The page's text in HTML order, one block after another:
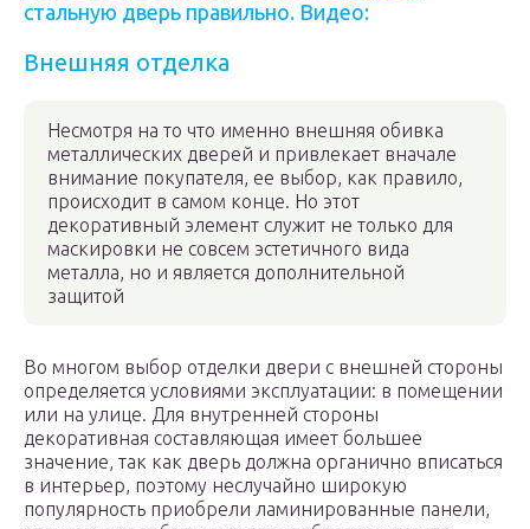
стальную дверь правильно. Видео:
Внешняя отделка
Несмотря на то что именно внешняя обивка
металлических дверей и привлекает вначале
внимание покупателя, ее выбор, как правило,
происходит в самом конце. Но этот
декоративный элемент служит не только для
маскировки не совсем эстетичного вида
металла, но и является дополнительной
защитой
Во многом выбор отделки двери с внешней стороны
определяется условиями эксплуатации: в помещении
или на улице. Для внутренней стороны
декоративная составляющая имеет большее
значение, так как дверь должна органично вписаться
в интерьер, поэтому неслучайно широкую
популярность приобрели ламинированные панели,